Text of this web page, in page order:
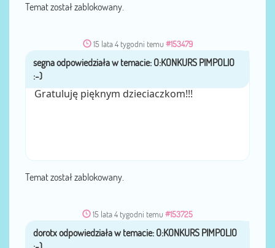
Temat został zablokowany.
15 lata 4 tygodni temu #153479
przezsegna
Gratuluję pięknym dzieciaczkom!!!
Temat został zablokowany.
15 lata 4 tygodni temu #153725
przezdorotx